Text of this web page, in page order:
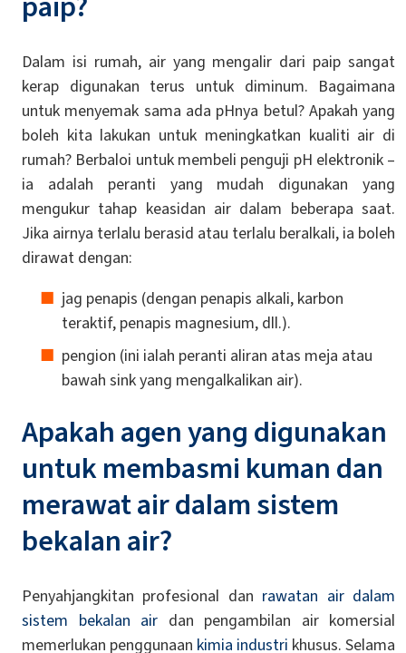
Dalam isi rumah, air yang mengalir dari paip sangat
kerap digunakan terus untuk diminum. Bagaimana
untuk menyemak sama ada pHnya betul? Apakah yang
boleh kita lakukan untuk meningkatkan kualiti air di
rumah? Berbaloi untuk membeli penguji pH elektronik –
ia adalah peranti yang mudah digunakan yang
mengukur tahap keasidan air dalam beberapa saat.
Jika airnya terlalu berasid atau terlalu beralkali, ia boleh
dirawat dengan:
jag penapis (dengan penapis alkali, karbon
teraktif, penapis magnesium, dll.).
pengion (ini ialah peranti aliran atas meja atau
bawah sink yang mengalkalikan air).
Apakah agen yang digunakan
untuk membasmi kuman dan
merawat air dalam sistem
bekalan air?
Penyahjangkitan profesional dan rawatan air dalam
sistem bekalan air dan pengambilan air komersial
memerlukan penggunaan kimia industri khusus. Selama